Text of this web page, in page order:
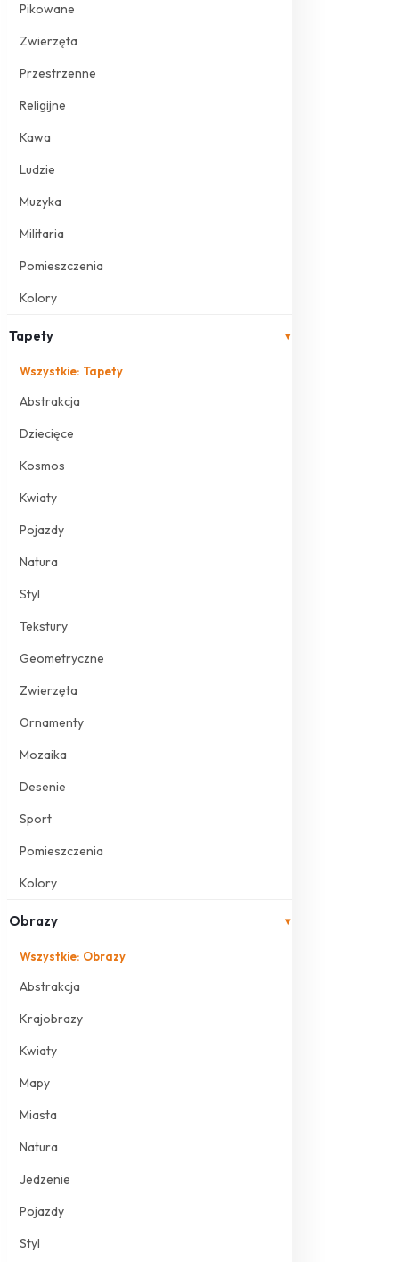
Pikowane
Zwierzęta
Przestrzenne
Religijne
Kawa
Ludzie
Muzyka
Militaria
Pomieszczenia
Kolory
Tapety ▾
Wszystkie: Tapety
Abstrakcja
Dziecięce
Kosmos
Kwiaty
Pojazdy
Natura
Styl
Tekstury
Geometryczne
Zwierzęta
Ornamenty
Mozaika
Desenie
Sport
Pomieszczenia
Kolory
Obrazy ▾
Wszystkie: Obrazy
Abstrakcja
Krajobrazy
Kwiaty
Mapy
Miasta
Natura
Jedzenie
Pojazdy
Styl